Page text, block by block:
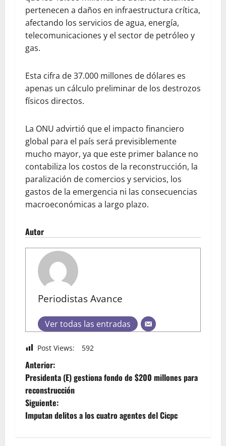
pertenecen a daños en infraestructura crítica,
afectando los servicios de agua, energía,
telecomunicaciones y el sector de petróleo y
gas.
Esta cifra de 37.000 millones de dólares es
apenas un cálculo preliminar de los destrozos
físicos directos.
La ONU advirtió que el impacto financiero
global para el país será previsiblemente
mucho mayor, ya que este primer balance no
contabiliza los costos de la reconstrucción, la
paralización de comercios y servicios, los
gastos de la emergencia ni las consecuencias
macroeconómicas a largo plazo.
Autor
Periodistas Avance
Ver todas las entradas
Post Views: 592
Anterior:
Presidenta (E) gestiona fondo de $200 millones para
reconstrucción
Siguiente:
Imputan delitos a los cuatro agentes del Cicpc